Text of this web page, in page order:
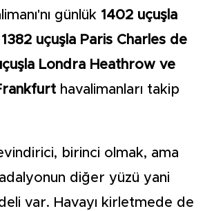
günlük 1402 uçuşla
uçuşla Paris Charles de
Londra Heathrow ve
havalimanları takip
birinci olmak, ama
diğer yüzü yani
var. Havayı kirletmede de